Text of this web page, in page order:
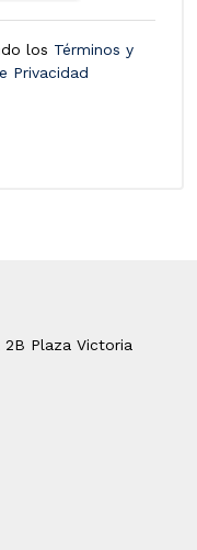
los Términos y
Privacidad
Plaza Victoria